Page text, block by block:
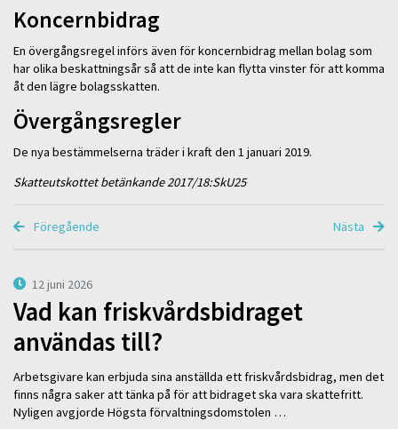
Koncernbidrag
En övergångsregel införs även för koncernbidrag mellan bolag som
har olika beskattningsår så att de inte kan flytta vinster för att komma
åt den lägre bolagsskatten.
Övergångsregler
De nya bestämmelserna träder i kraft den 1 januari 2019.
Skatteutskottet betänkande 2017/18:SkU25
Föregående Nästa
12 juni 2026
Vad kan friskvårdsbidraget
användas till?
Arbetsgivare kan erbjuda sina anställda ett friskvårdsbidrag, men det
finns några saker att tänka på för att bidraget ska vara skattefritt.
Nyligen avgjorde Högsta förvaltningsdomstolen …